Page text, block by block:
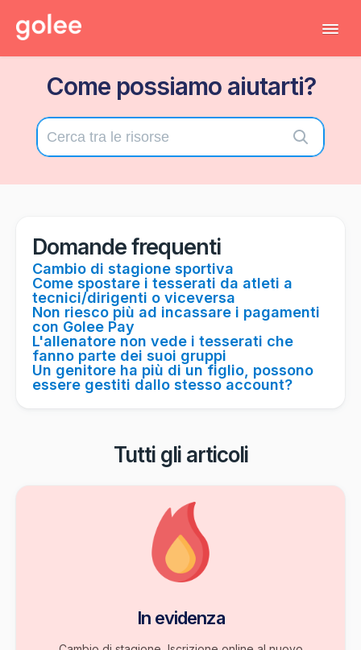
Torna al gestionale
Come possiamo aiutarti?
Domande frequenti
Cambio di stagione sportiva
Come spostare i tesserati da atleti a
tecnici/dirigenti o viceversa
Non riesco più ad incassare i pagamenti
con Golee Pay
L'allenatore non vede i tesserati che
fanno parte dei suoi gruppi
Un genitore ha più di un figlio, possono
essere gestiti dallo stesso account?
Tutti gli articoli
In evidenza